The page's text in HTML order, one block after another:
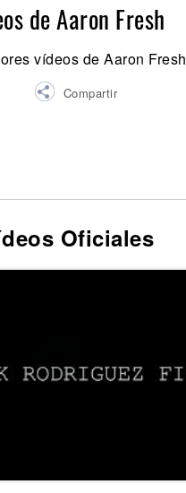
de Aaron Fresh
vídeos de Aaron Fresh
Compartir
Oficiales